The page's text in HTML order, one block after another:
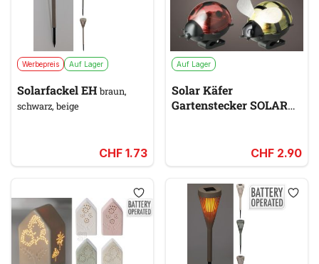
Werbepreis Auf Lager
Solarfackel EH braun,
schwarz, beige
CHF 1.73
Auf Lager
Solar Käfer
Gartenstecker SOLAR
CHF 2.90